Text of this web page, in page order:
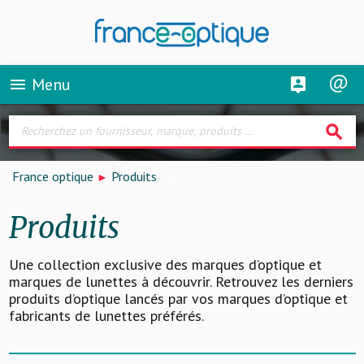
menu Menu
search
France optique Produits
Produits
Une collection exclusive des marques d’optique et
marques de lunettes à découvrir. Retrouvez les derniers
produits d’optique lancés par vos marques d’optique et
fabricants de lunettes préférés.